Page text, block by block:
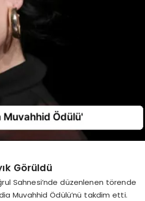
Görüldü
Sahnesi’nde düzenlenen törende
Muvahhid Ödülü’nü takdim etti.